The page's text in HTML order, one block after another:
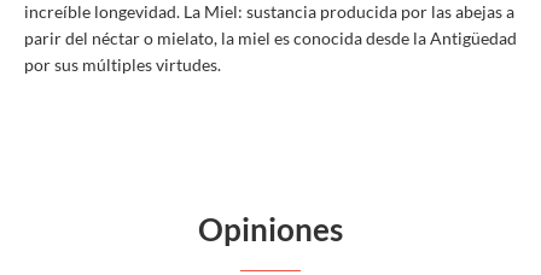
increíble longevidad. La Miel: sustancia producida por las abejas a
parir del néctar o mielato, la miel es conocida desde la Antigüedad
por sus múltiples virtudes.
Opiniones